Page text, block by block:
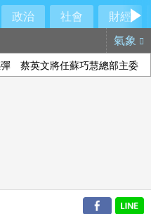
政治 社會
財經
氣象
彈 蔡英文將任蘇巧慧總部主委